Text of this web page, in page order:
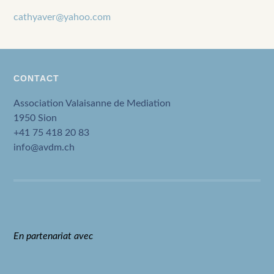
cathyaver@yahoo.com
CONTACT
Association Valaisanne de Mediation
1950 Sion
+41 75 418 20 83
info@avdm.ch
En partenariat avec